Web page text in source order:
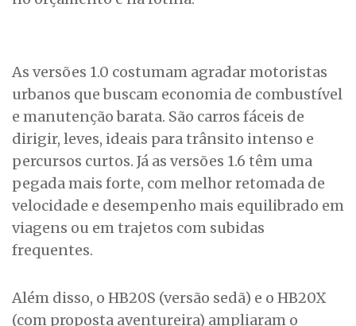
As versões 1.0 costumam agradar motoristas
urbanos que buscam economia de combustível
e manutenção barata. São carros fáceis de
dirigir, leves, ideais para trânsito intenso e
percursos curtos. Já as versões 1.6 têm uma
pegada mais forte, com melhor retomada de
velocidade e desempenho mais equilibrado em
viagens ou em trajetos com subidas
frequentes.
Além disso, o HB20S (versão sedã) e o HB20X
(com proposta aventureira) ampliaram o